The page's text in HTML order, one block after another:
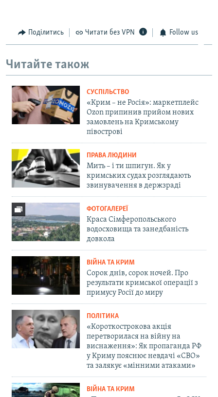
Поділитись Читати без VPN Follow us
Читайте також
СУСПІЛЬСТВО
«Крим – не Росія»: маркетплейс
Ozon припинив прийом нових
замовлень на Кримському
півострові
ПРАВА ЛЮДИНИ
Мить – і ти шпигун. Як у
кримських судах розглядають
звинувачення в держзраді
ФОТОГАЛЕРЕЇ
Краса Сімферопольського
водосховища та занедбаність
довкола
ВІЙНА ТА КРИМ
Сорок днів, сорок ночей. Про
результати кримської операції з
примусу Росії до миру
ПОЛІТИКА
«Короткострокова акція
перетворилася на війну на
виснаження»: Як пропаганда РФ
у Криму пояснює невдачі «СВО»
та залякує «мінними атаками»
ВІЙНА ТА КРИМ